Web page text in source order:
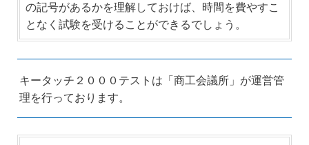
の記号があるかを理解しておけば、時間を費やすこ
となく試験を受けることができるでしょう。
キータッチ２０００テストは「商工会議所」が運営管
理を行っております。